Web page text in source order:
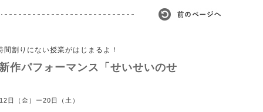
割りにない授業がはじまるよ！
作パフォーマンス「せいせいのせ
日（金）ー20日（土）